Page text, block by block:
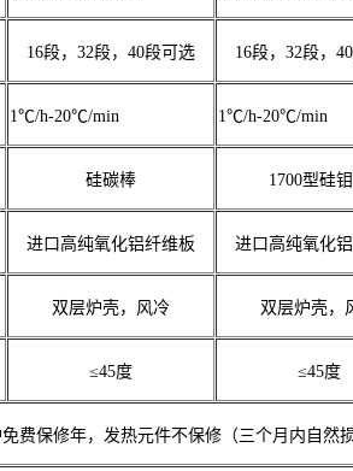
16段，32段，40段可选 16段，32段，
1℃/h-20℃/min 1℃/h-20℃/min
硅碳棒 1700型硅
进口高纯氧化铝纤维板 进口高纯氧化
双层炉壳，风冷 双层炉壳，
≤45度 ≤45度
费保修年，发热元件不保修（三个月内自然